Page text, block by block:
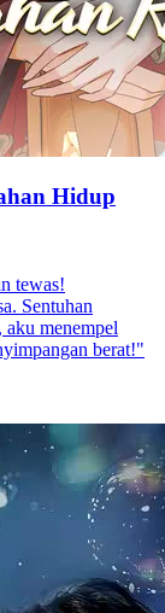
Hidup
tewas!
Sentuhan
aku menempel
berat!"